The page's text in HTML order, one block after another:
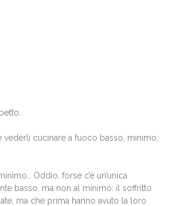
cucinare a fuoco basso, minimo,
Oddio, forse c’è un’unica
basso, ma non al minimo: il soffritto
ma che prima hanno avuto la loro